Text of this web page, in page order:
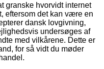
granske hvorvidt internet
eftersom det kan være en
dansk lovgivning,
undersøges af
med vilkårene. Dette er
for så vidt du møder